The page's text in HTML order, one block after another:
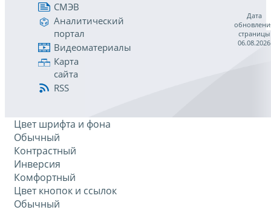
СМЭВ
Аналитический
портал
Видеоматериалы
Карта
сайта
RSS
Дата
страницы
06.08.2026
Цвет шрифта и фона
Обычный
Контрастный
Инверсия
Комфортный
Цвет кнопок и ссылок
Обычный